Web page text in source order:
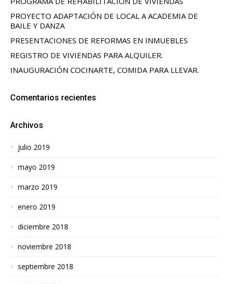
PROYECTO ADAPTACIÓN DE LOCAL A ACADEMIA DE
BAILE Y DANZA
PRESENTACIONES DE REFORMAS EN INMUEBLES
REGISTRO DE VIVIENDAS PARA ALQUILER.
INAUGURACIÓN COCINARTE, COMIDA PARA LLEVAR.
Comentarios recientes
Archivos
julio 2019
mayo 2019
marzo 2019
enero 2019
diciembre 2018
noviembre 2018
septiembre 2018